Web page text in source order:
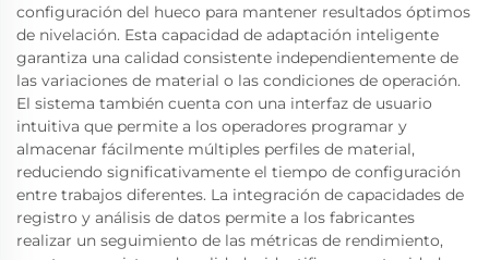
configuración del hueco para mantener resultados óptimos
de nivelación. Esta capacidad de adaptación inteligente
garantiza una calidad consistente independientemente de
las variaciones de material o las condiciones de operación.
El sistema también cuenta con una interfaz de usuario
intuitiva que permite a los operadores programar y
almacenar fácilmente múltiples perfiles de material,
reduciendo significativamente el tiempo de configuración
entre trabajos diferentes. La integración de capacidades de
registro y análisis de datos permite a los fabricantes
realizar un seguimiento de las métricas de rendimiento,